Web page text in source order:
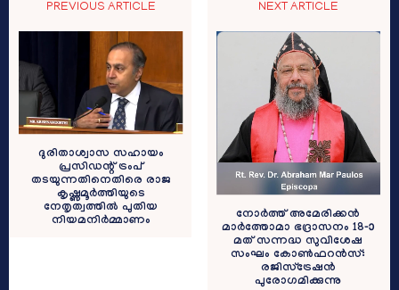
PREVIOUS ARTICLE
ദുരിതാശ്വാസ സഹായം
പ്രസിഡന്റ് ട്രംപ്
തടയുന്നതിനെതിരെ രാജ
കൃഷ്ണമൂർത്തിയുടെ
നേതൃത്വത്തിൽ പുതിയ
നിയമനിർമ്മാണം
NEXT ARTICLE
നോർത്ത് അമേരിക്കൻ
മാർത്തോമാ ഭദ്രാസനം 18-ാ
മത് സന്നദ്ധ സുവിശേഷ
സംഘം കോൺഫറൻസ്:
രജിസ്ട്രേഷൻ
പുരോഗമിക്കുന്നു